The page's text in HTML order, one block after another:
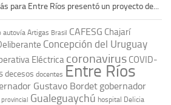
para Entre Ríos presentó un proyecto de...
autovía Artigas Brasil CAFESG Chajarí
Concepción del Uruguay
Eléctrica coronavirus COVID-
decesos docentes Entre Ríos
Gustavo Bordet gobernador
Gualeguaychú hospital Delicia